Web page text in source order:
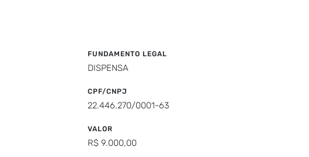
FUNDAMENTO LEGAL
DISPENSA
CPF/CNPJ
22.446.270/0001-63
VALOR
R$ 9.000,00